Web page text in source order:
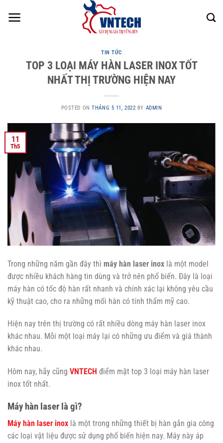
TIN TỨC
TOP 3 LOẠI MÁY HÀN LASER INOX TỐT
NHẤT THỊ TRƯỜNG HIỆN NAY
POSTED ONTHÁNG 5 11, 2022 BY ADMIN
11
Th5
Trong những năm gần đây thì máy hàn laser inox là một model
được nhiều khách hàng tin dùng và trở nên phổ biến. Đây là loại
máy hàn có tốc độ hàn rất nhanh và chính xác lại không yêu cầu
kỹ thuật cao, cho ra những mối hàn có tính thẩm mỹ cao.
Hiện nay trên thị trường có rất nhiều dòng máy hàn laser inox
khác nhau. Mỗi một loại máy lại có những ưu điểm và giá thành
khác nhau.
Hôm nay, hãy cũng VNTECH điểm mặt top 3 loại máy hàn laser
inox tốt nhất.
Máy hàn laser là gì?
Máy hàn laser inox là một trong những thiết bị hàn gắn gia công
các loại vật liệu được sử dụng phổ biến hiện nay. Máy này áp